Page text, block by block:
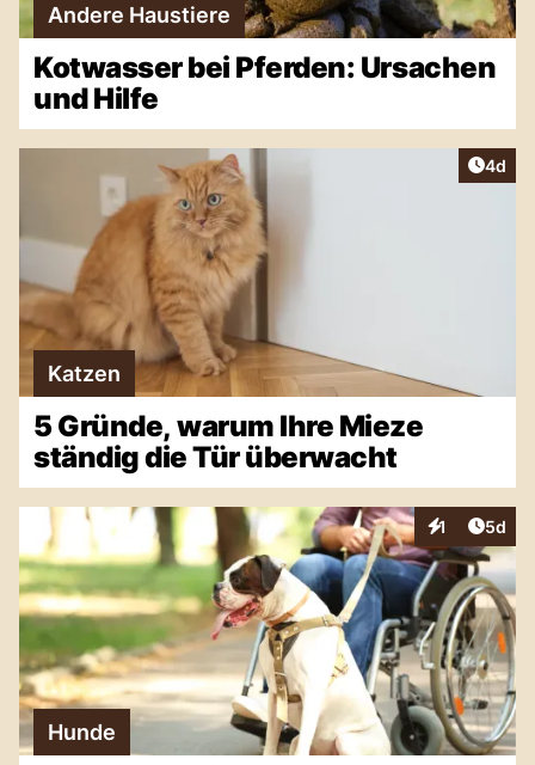
Andere Haustiere
Kotwasser bei Pferden: Ursachen
und Hilfe
4d
Katzen
5 Gründe, warum Ihre Mieze
ständig die Tür überwacht
1
Interaktionen
5d
Hunde